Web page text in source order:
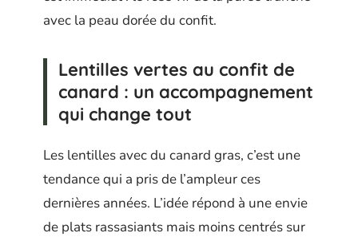
avec la peau dorée du confit.
Lentilles vertes au confit de
canard : un accompagnement
qui change tout
Les lentilles avec du canard gras, c’est une
tendance qui a pris de l’ampleur ces
dernières années. L’idée répond à une envie
de plats rassasiants mais moins centrés sur